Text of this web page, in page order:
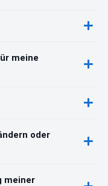
meine
oder
meiner